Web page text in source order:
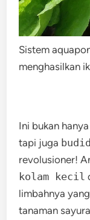
Sistem
menghasilkan
Ini bukan
tapi juga
revolusioner!
kolam kecil
limbahnya
tanaman